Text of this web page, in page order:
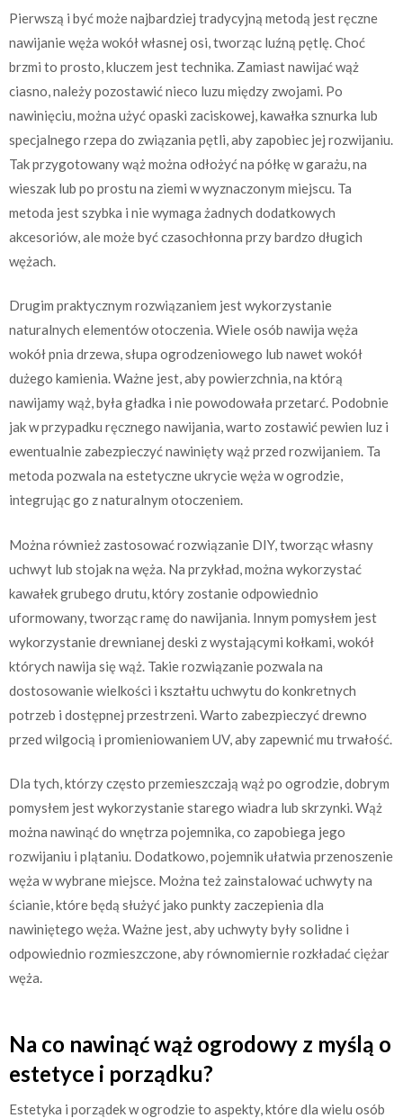
Pierwszą i być może najbardziej tradycyjną metodą jest ręczne
nawijanie węża wokół własnej osi, tworząc luźną pętlę. Choć
brzmi to prosto, kluczem jest technika. Zamiast nawijać wąż
ciasno, należy pozostawić nieco luzu między zwojami. Po
nawinięciu, można użyć opaski zaciskowej, kawałka sznurka lub
specjalnego rzepa do związania pętli, aby zapobiec jej rozwijaniu.
Tak przygotowany wąż można odłożyć na półkę w garażu, na
wieszak lub po prostu na ziemi w wyznaczonym miejscu. Ta
metoda jest szybka i nie wymaga żadnych dodatkowych
akcesoriów, ale może być czasochłonna przy bardzo długich
wężach.
Drugim praktycznym rozwiązaniem jest wykorzystanie
naturalnych elementów otoczenia. Wiele osób nawija węża
wokół pnia drzewa, słupa ogrodzeniowego lub nawet wokół
dużego kamienia. Ważne jest, aby powierzchnia, na którą
nawijamy wąż, była gładka i nie powodowała przetarć. Podobnie
jak w przypadku ręcznego nawijania, warto zostawić pewien luz i
ewentualnie zabezpieczyć nawinięty wąż przed rozwijaniem. Ta
metoda pozwala na estetyczne ukrycie węża w ogrodzie,
integrując go z naturalnym otoczeniem.
Można również zastosować rozwiązanie DIY, tworząc własny
uchwyt lub stojak na węża. Na przykład, można wykorzystać
kawałek grubego drutu, który zostanie odpowiednio
uformowany, tworząc ramę do nawijania. Innym pomysłem jest
wykorzystanie drewnianej deski z wystającymi kołkami, wokół
których nawija się wąż. Takie rozwiązanie pozwala na
dostosowanie wielkości i kształtu uchwytu do konkretnych
potrzeb i dostępnej przestrzeni. Warto zabezpieczyć drewno
przed wilgocią i promieniowaniem UV, aby zapewnić mu trwałość.
Dla tych, którzy często przemieszczają wąż po ogrodzie, dobrym
pomysłem jest wykorzystanie starego wiadra lub skrzynki. Wąż
można nawinąć do wnętrza pojemnika, co zapobiega jego
rozwijaniu i plątaniu. Dodatkowo, pojemnik ułatwia przenoszenie
węża w wybrane miejsce. Można też zainstalować uchwyty na
ścianie, które będą służyć jako punkty zaczepienia dla
nawiniętego węża. Ważne jest, aby uchwyty były solidne i
odpowiednio rozmieszczone, aby równomiernie rozkładać ciężar
węża.
Na co nawinąć wąż ogrodowy z myślą o
estetyce i porządku?
Estetyka i porządek w ogrodzie to aspekty, które dla wielu osób